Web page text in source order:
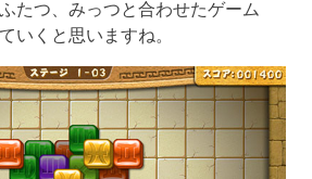
たつ、みっつと合わせたゲーム
いくと思いますね。